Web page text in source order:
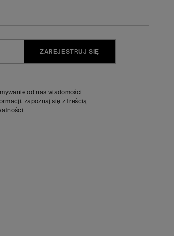
ZAREJESTRUJ SIĘ
od nas wiadomości
zapoznaj się z treścią